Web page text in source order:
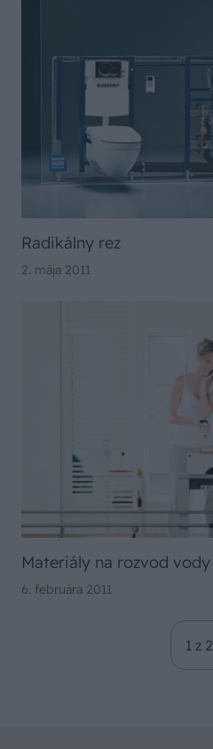
Radikálny rez
2. mája 2011
Materiály na rozvod vody
6. februára 2011
1 z 2